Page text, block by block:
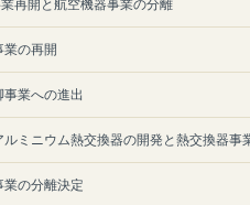
再開と航空機器事業の分離
業の再開
業への進出
ルミニウム熱交換器の開発と熱交換器事
業の分離決定